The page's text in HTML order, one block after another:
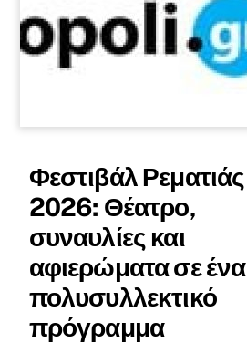
Φεστιβάλ Ρεματιάς
2026: Θέατρο,
συναυλίες και
αφιερώματα σε ένα
πολυσυλλεκτικό
πρόγραμμα